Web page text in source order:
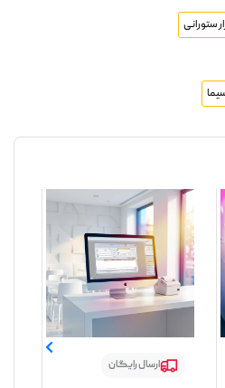
ستورانی
ارسال رایگان